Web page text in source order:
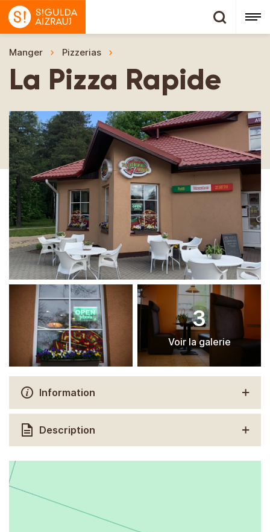
Manger Pizzerias
La Pizza Rapide
3
Voir la galerie
Information
Description